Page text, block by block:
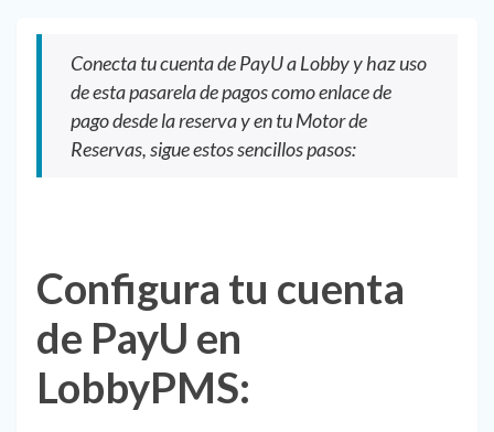
Conecta tu cuenta de PayU a Lobby y haz uso
de esta pasarela de pagos como enlace de
pago desde la reserva y en tu Motor de
Reservas, sigue estos sencillos pasos:
Configura tu cuenta
de PayU en
LobbyPMS: